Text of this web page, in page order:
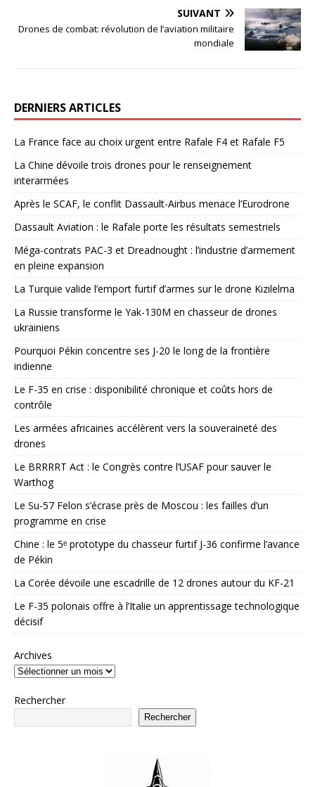
SUIVANT
Drones de combat: révolution de l’aviation militaire
mondiale
DERNIERS ARTICLES
La France face au choix urgent entre Rafale F4 et Rafale F5
La Chine dévoile trois drones pour le renseignement
interarmées
Après le SCAF, le conflit Dassault-Airbus menace l’Eurodrone
Dassault Aviation : le Rafale porte les résultats semestriels
Méga-contrats PAC-3 et Dreadnought : l’industrie d’armement
en pleine expansion
La Turquie valide l’emport furtif d’armes sur le drone Kızılelma
La Russie transforme le Yak-130M en chasseur de drones
ukrainiens
Pourquoi Pékin concentre ses J-20 le long de la frontière
indienne
Le F-35 en crise : disponibilité chronique et coûts hors de
contrôle
Les armées africaines accélèrent vers la souveraineté des
drones
Le BRRRRT Act : le Congrès contre l’USAF pour sauver le
Warthog
Le Su-57 Felon s’écrase près de Moscou : les failles d’un
programme en crise
Chine : le 5ᵉ prototype du chasseur furtif J-36 confirme l’avance
de Pékin
La Corée dévoile une escadrille de 12 drones autour du KF-21
Le F-35 polonais offre à l’Italie un apprentissage technologique
décisif
Archives
Rechercher
Rechercher